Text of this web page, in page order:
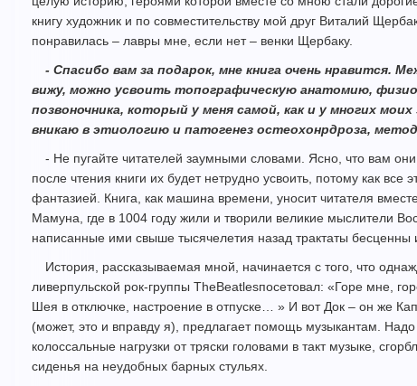
книгу художник и по совместительству мой друг Виталий
понравилась – лавры мне, если нет – венки Щербаку.
- Спасибо вам за подарок, мне книга очень нравится.
вижу, можно усвоить топографическую анатомию,
позвоночника, который у меня самой, как и у многих
вникаю в этиологию и патогенез остеохонрдроза,
- Не пугайте читателей заумными словами. Ясно, что вам
после чтения книги их будет нетрудно усвоить, потому как
фантазией. Книга, как машина времени, уносит читателя
Мамуна, где в 1004 году жили и творили великие мыслители
написанные ими свыше тысячелетия назад трактаты бесценны
История, рассказываемая мной, начинается с того, что
ливерпульской рок-группы TheBeatlesпосетовал: «Горе мне,
Шея в отключке, настроение в отпуске… » И вот Док – он же
(может, это и вправду я), предлагает помощь музыкантам. Надо
колоссальные нагрузки от тряски головами в такт музыке,
сиденья на неудобных барных стульях.